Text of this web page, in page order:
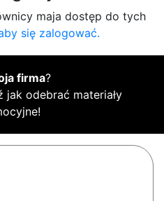
maja dostęp do tych
się zalogować.
firma?
jak odebrać materiały